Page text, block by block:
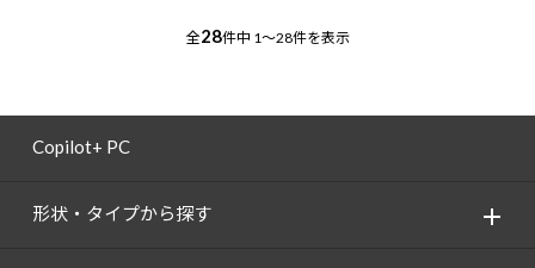
全28件中 1～28件を表示
Copilot+ PC
形状・タイプから探す